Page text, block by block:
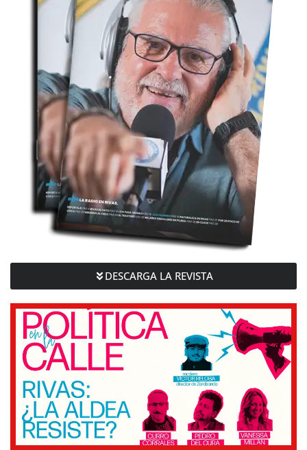
DESCARGA LA REVISTA